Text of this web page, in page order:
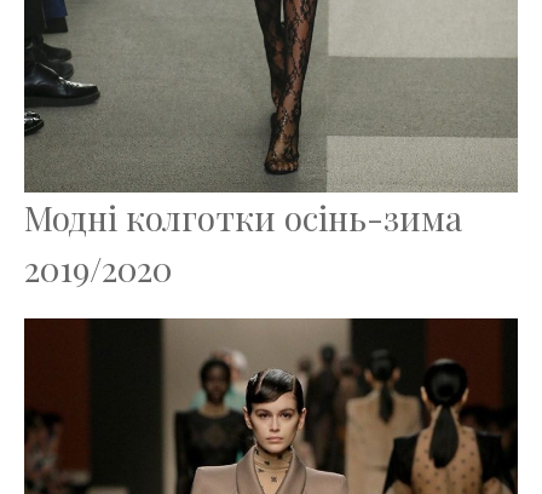
Модні колготки осінь-зима
2019/2020